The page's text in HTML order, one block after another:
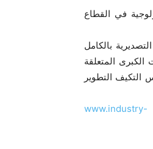
في القطاع
يبلغ 12%. وتمثل الشركات التصديرية بالكامل
حوالي 4%. ولمواجهة التحديات الكبرى المتعلقة
التكيف التطوير
www.industry-